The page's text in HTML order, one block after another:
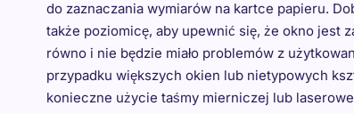
do zaznaczania wymiarów na kartce papieru.
także poziomicę, aby upewnić się, że okno jest
równo i nie będzie miało problemów z
przypadku większych okien lub nietypowych
konieczne użycie taśmy mierniczej lub